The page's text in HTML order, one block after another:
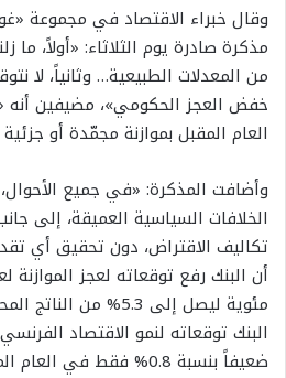
وقال خبراء الاقتصاد في مجموعة
مذكرة صادرة يوم الثلاثاء: «أولاً، ما
من المعدلات الطبيعية… وثانياً، لا
خفض العجز الحكومي»، مضيفين أنه
العام المقبل بموازنة مجمّدة أو
وأضافت المذكرة: «في جميع
الخلافات السياسية العميقة، إلى
تكاليف الاقتراض، دون تحقيق أي
مئوية ليصل إلى 5.3%
ضعيفاً بنسبة 0.8% فقط في العام المقبل.